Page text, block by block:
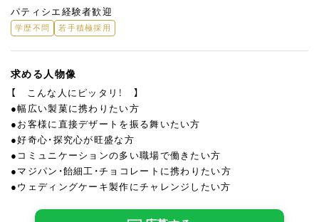
パティシエ経験者歓迎
学歴不問 若手積極採用
求める人物像
【 こんな人にピッタリ！ 】
●幅広い製菓に携わりたい方
●お客様に直接デザートを振る舞いたい方
●好奇心・探究心が旺盛な方
●コミュニケーションの多い職場で働きたい方
●マジパン・飴細工・チョコレートに携わりたい方
●ウェディングケーキ製作にチャレンジしたい方